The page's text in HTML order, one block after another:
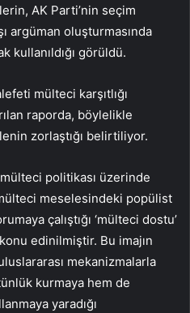
AK Parti’nin seçim
argüman oluşturmasında
kullanıldığı görüldü.
mülteci karşıtlığı
raporda, böylelikle
zorlaştığı belirtiliyor.
politikası üzerinde
meselesindeki popülist
çalıştığı ‘mülteci dostu’
edinilmiştir. Bu imajın
mekanizmalarla
kurmaya hem de
yaradığı